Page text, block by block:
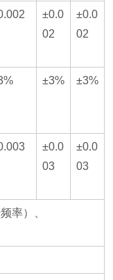
±0.0
02
±0.0
02
±3% ±3%
±0.0
03
±0.0
03
率）、